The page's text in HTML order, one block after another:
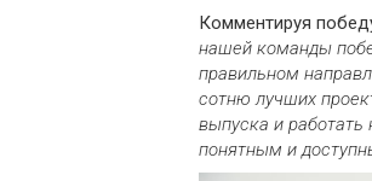
Комментируя
нашей команды
правильном
сотню лучших
выпуска и работать
понятным и